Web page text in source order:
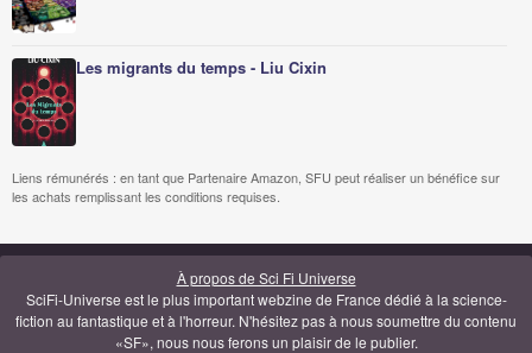
Les migrants du temps - Liu Cixin
Liens rémunérés : en tant que Partenaire Amazon, SFU peut réaliser un bénéfice sur
les achats remplissant les conditions requises.
À propos de Sci Fi Universe
SciFi-Universe est le plus important webzine de France dédié à la science-
fiction au fantastique et à l'horreur. N'hésitez pas à nous soumettre du contenu
«SF», nous nous ferons un plaisir de le publier.